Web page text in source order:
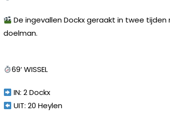
De ingevallen Dockx geraakt in twee tijden
doelman.
69‘ WISSEL
IN: 2 Dockx
UIT: 20 Heylen